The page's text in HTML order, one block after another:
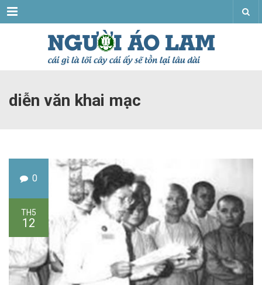
Menu
diễn văn khai mạc
0
TH5
12